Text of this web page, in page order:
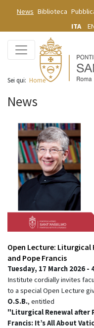
News Biblioteca
ITA
Sei qui: Home
News
Open Lecture: Liturgical
and Pope Francis
Tuesday, 17 March 2026 -
Institute cordially invites
to a special Open Lecture
O.S.B., entitled
"Liturgical Renewal after
Francis: It’s All About